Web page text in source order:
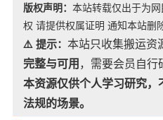
版权声明： 本站转载仅出于为
权 请提供权属证明 通知本站删
⚠️ 提示： 本站只收集搬运资
完整与可用，需要会员自行
本资源仅供个人学习研究
法规的场景。